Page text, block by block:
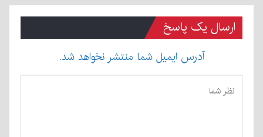
ارسال یک پاسخ
آدرس ایمیل شما منتشر نخواهد شد.